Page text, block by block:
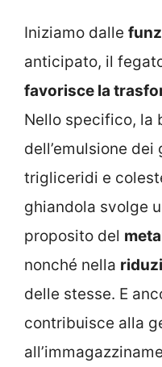
Iniziamo dalle
anticipato, il
favorisce la
Nello specifico, la
dell’emulsione
trigliceridi e
ghiandola svolge
proposito del
nonché nella
delle stesse. E
contribuisce alla